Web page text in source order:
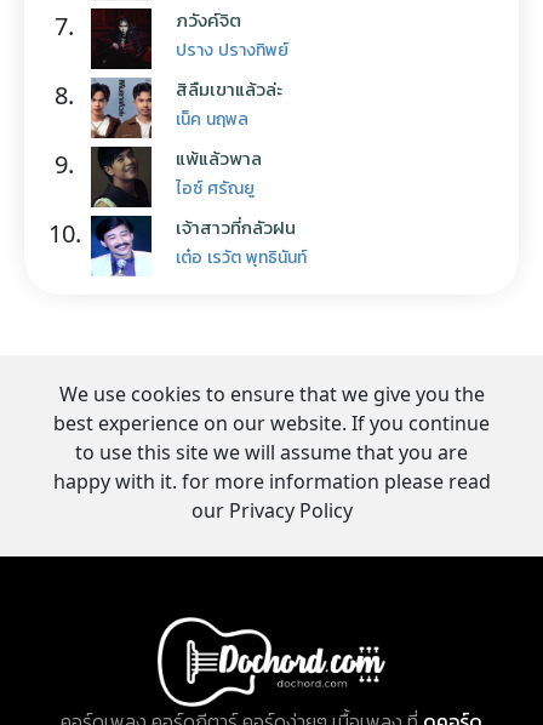
7. ภวังค์จิต
ปราง ปรางทิพย์
8. สิลืมเขาแล้วล่ะ
เน็ค นฤพล
9. แพ้แล้วพาล
ไอซ์ ศรัณยู
10. เจ้าสาวที่กลัวฝน
เต๋อ เรวัต พุทธินันท์
We use cookies to ensure that we give you the
best experience on our website. If you continue
to use this site we will assume that you are
happy with it. for more information please read
our Privacy Policy